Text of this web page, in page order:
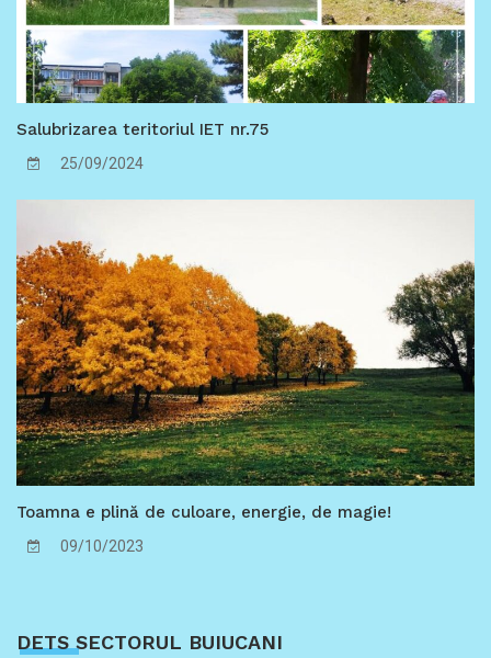
Salubrizarea teritoriul IET nr.75
25/09/2024
Toamna e plină de culoare, energie, de magie!
09/10/2023
DETS SECTORUL BUIUCANI